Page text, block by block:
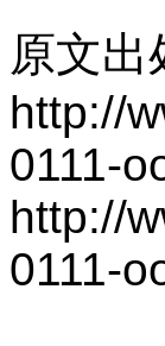
原文出
http://
0111-
http://
0111-